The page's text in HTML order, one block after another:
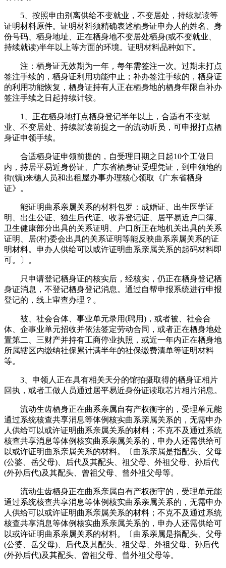
5、按照申由别离供给不变就业，不变居处，持续就读等
证明材料原件。证明材料须精确表述栖身证申办人的姓名、身
份号码、栖身地址、正在栖身地不变居处栖身(或不变就业、
持续就读)半年以上等方面的环境。证明材料品种如下。
注：栖身证无效期为一年，每年需签注一次。过期未打点
签注手续的，栖身证利用功能中止；补办签注手续的，栖身证
的利用功能恢复，栖身证持有人正在栖身地的栖身年限自补办
签注手续之日起持续计较。
1、正在栖身地打点栖身登记半年以上，合适有不变就
业、不变居处、持续就读前提之一的流动听员，可申报打点栖
身证申领手续。
合适栖身证申领前提的，自受理日期之日起10个工做日
内，持居平易近身份证、广东省栖身证受理凭证，到申领地的
街(镇)来穗人员和出租屋办事办理核心领取《广东省栖身
证》。
能证明曲系亲属关系的材料包罗：成婚证、出生医学证
明、出生公证、独生后代证、收养登记证、居平易近户口簿、
卫生健康部分出具的关系证明、户口所正在地机关出具的关系
证明、居(村)委会出具的关系证明等能反映曲系亲属关系的证
明材料。申办人供给可以或许证明曲系亲属关系的起码材料即
可。〕。
只申请登记栖身证的核实后，经核实，仍正在栖身登记栖
身证消息，不登记栖身登记消息。通过自帮申报系统进行申报
登记的，线上审查办理？。
被、社会合体、事业单元录用(聘用)，或者被、社会合
体、企事业单元招收并依法签定劳动合同，或者正在栖身地处
置第二、三财产并持有工商停业执照，或近一年内正在栖身地
所属辖区内缴纳社保累计满半年的社保缴费清单等证明材料
等。
3、申领人正在具有相关天分的馆拍摄取得的栖身证相片
回执，或者工做人员通过居平易近身份证读取芯片相片消息。
流动生齿栖身正在曲系亲属自有产权衡宇的，受理单元能
通过系统核查共享消息等体例核实曲系亲属关系的，无需申办
人供给可以或许证明曲系亲属关系的材料；不克不及通过系统
核查共享消息等体例核实曲系亲属关系的，申办人还需供给可
以或许证明曲系亲属关系的材料。〔曲系亲属是指配头、父母
(公婆、岳父母)、后代及其配头、祖父母、外祖父母、孙后代
(外孙后代)及其配头、曾祖父母、曾外祖父母等。
流动生齿栖身正在曲系亲属自有产权衡宇的，受理单元能
通过系统核查共享消息等体例核实曲系亲属关系的，无需申办
人供给可以或许证明曲系亲属关系的材料；不克不及通过系统
核查共享消息等体例核实曲系亲属关系的，申办人还需供给可
以或许证明曲系亲属关系的材料。〔曲系亲属是指配头、父母
(公婆、岳父母)、后代及其配头、祖父母、外祖父母、孙后代
(外孙后代)及其配头、曾祖父母、曾外祖父母等。